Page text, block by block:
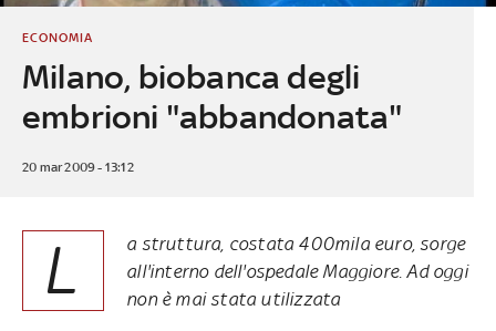
Milano, biobanca degli
embrioni "abbandonata"
ECONOMIA
20 mar 2009 - 13:12
L
a struttura, costata 400mila euro, sorge
all'interno dell'ospedale Maggiore. Ad oggi
non è mai stata utilizzata